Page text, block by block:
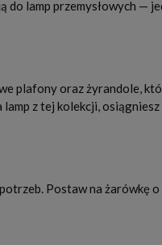
lamp przemysłowych —
plafony oraz żyrandole,
z tej kolekcji,
Postaw na żarówkę o